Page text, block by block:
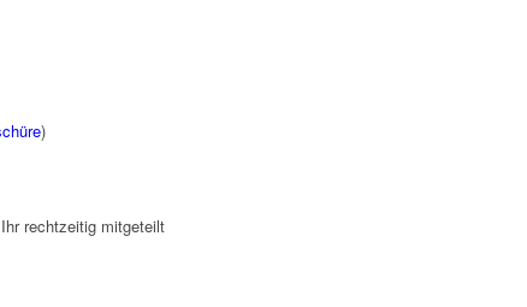
)
rechtzeitig mitgeteilt